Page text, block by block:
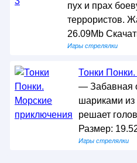
пух и прах
террористов.
26.09Mb
Игры стрелялки
Тонки
— Забавная
шариками
решает
Размер:
Игры стрелялки